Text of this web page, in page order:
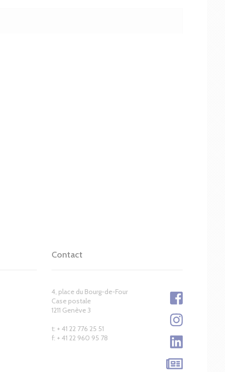
Contact
4, place du Bourg-de-Four
Case postale
1211 Genève 3
t: + 41 22 776 25 51
f: + 41 22 960 95 78